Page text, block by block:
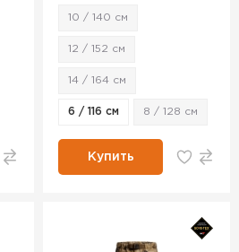
10 / 140 см
12 / 152 см
14 / 164 см
6 / 116 см 8 / 128 см
Купить